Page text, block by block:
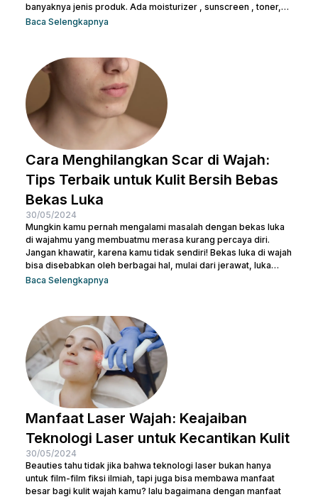
banyaknya jenis produk. Ada moisturizer , sunscreen , toner,
essence , dan masih banyak lagi. Tak heran juga kalau kamu
serupa, terlepas dari kemasan di bagian luarnya. Sebelum
salah langkah, Nulook sudah menyiapkan informasi lengkap
mengenai...
Baca Selengkapnya
Cara Menghilangkan Scar di Wajah:
Tips Terbaik untuk Kulit Bersih Bebas
Bekas Luka
30/05/2024
Mungkin kamu pernah mengalami masalah dengan bekas luka
di wajahmu yang membuatmu merasa kurang percaya diri.
Jangan khawatir, karena kamu tidak sendiri! Bekas luka di wajah
bisa disebabkan oleh berbagai hal, mulai dari jerawat, luka
bakar, hingga bekas operasi. Ada banyak cara menghilangkan
beauties mengetahui cara terbaik menghilangkan bekas luka
agar kamu bisa kembali memiliki kulit yang mulus dan percaya...
Baca Selengkapnya
Manfaat Laser Wajah: Keajaiban
Teknologi Laser untuk Kecantikan Kulit
30/05/2024
Beauties tahu tidak jika bahwa teknologi laser bukan hanya
untuk film-film fiksi ilmiah, tapi juga bisa membawa manfaat
besar bagi kulit wajah kamu? lalu bagaimana dengan manfaat